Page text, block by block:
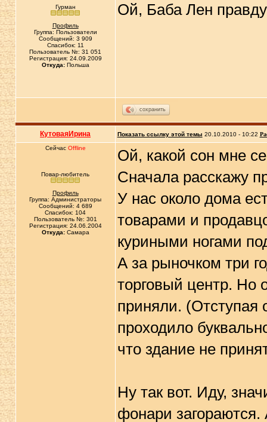
Гурман
Профиль
Группа: Пользователи
Сообщений: 3 909
Спасибок: 11
Пользователь №: 31 051
Регистрация: 24.09.2009
Откуда:Польша
Ой, Баба Лен
сохранить
КутоваяИрина Показать ссылку этой темы 20.10.2010 - 10:22
Сейчас Offline
Повар-любитель
Профиль
Группа: Администраторы
Сообщений: 4 689
Спасибок: 104
Пользователь №: 301
Регистрация: 24.06.2004
Откуда:Самара
Ой, какой сон мне
Сначала расскажу
У нас около дома
товарами и
куриными ногами
А за рыночком три
торговый центр. Но
приняли. (Отступая
проходило
что здание не
Ну так вот. Иду,
фонари